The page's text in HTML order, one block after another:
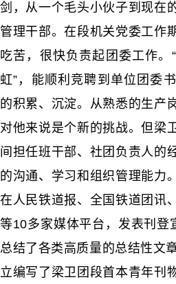
剑，从一个毛头小伙子到现在
管理干部。在段机关党委工作
吃苦，很快负责起团委工作。
虹”，能顺利竞聘到单位团委
的积累、沉淀。从熟悉的生产
对他来说是个新的挑战。但梁
间担任班干部、社团负责人的
的沟通、学习和组织管理能力
在人民铁道报、全国铁道团讯
等10多家媒体平台，发表刊登
总结了各类高质量的总结性文
立编写了梁卫团段首本青年刊